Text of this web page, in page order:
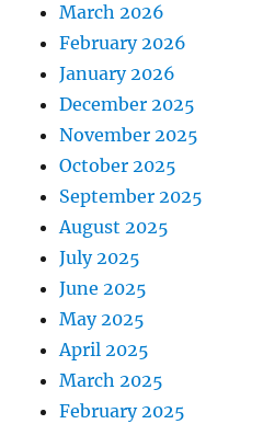
March 2026
February 2026
January 2026
December 2025
November 2025
October 2025
September 2025
August 2025
July 2025
June 2025
May 2025
April 2025
March 2025
February 2025